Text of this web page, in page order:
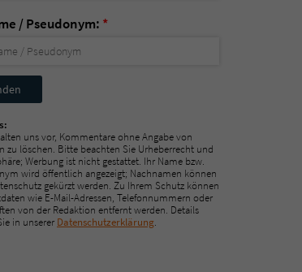
/ Pseudonym: *
uns vor, Kommentare ohne Angabe von
zu löschen. Bitte beachten Sie Urheberrecht und
Werbung ist nicht gestattet. Ihr Name bzw.
wird öffentlich angezeigt; Nachnamen können
gekürzt werden. Zu Ihrem Schutz können
wie E-Mail-Adressen, Telefonnummern oder
von der Redaktion entfernt werden. Details
in unserer Datenschutzerklärung.